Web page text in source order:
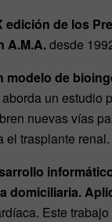
edición de los
A.M.A.desde
modelo de
aborda un estudio
nuevas vías
el trasplante renal.
domiciliaria.
Este